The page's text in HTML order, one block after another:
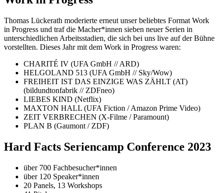
Thomas Lückerath moderierte erneut unser beliebtes Format Work
in Progress und traf die Macher*innen sieben neuer Serien in
unterschiedlichen Arbeitsstadien, die sich bei uns live auf der Bühne
vorstellten. Dieses Jahr mit dem Work in Progress waren:
CHARITÉ IV (UFA GmbH // ARD)
HELGOLAND 513 (UFA GmbH // Sky/Wow)
FREIHEIT IST DAS EINZIGE WAS ZÄHLT (AT)
(bildundtonfabrik // ZDFneo)
LIEBES KIND (Netflix)
MAXTON HALL (UFA Fiction / Amazon Prime Video)
ZEIT VERBRECHEN (X-Filme / Paramount)
PLAN B (Gaumont / ZDF)
Hard Facts Seriencamp Conference 2023
über 700 Fachbesucher*innen
über 120 Speaker*innen
20 Panels, 13 Workshops